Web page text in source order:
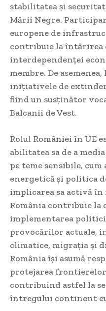
stabilitatea și
Mării Negre.
europene de
contribuie la
interdependenței
membre. De
inițiativele de
fiind un susținător
Balcanii de Vest.
Rolul României în UE
abilitatea sa de a
pe teme sensibile,
energetică și politica
implicarea sa activă
România contribuie la
implementarea
provocărilor actuale,
climatice, migrația și
România își asumă
protejarea
contribuind astfel la
întregului continent